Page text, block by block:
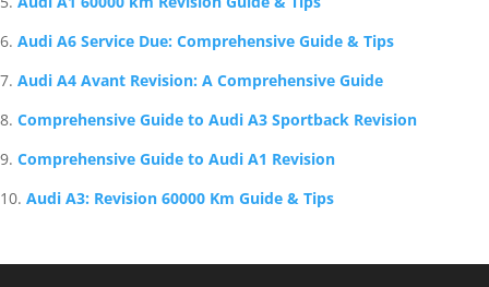
Audi A6 Service Due: Comprehensive Guide & Tips
Audi A4 Avant Revision: A Comprehensive Guide
Comprehensive Guide to Audi A3 Sportback Revision
Comprehensive Guide to Audi A1 Revision
Audi A3: Revision 60000 Km Guide & Tips